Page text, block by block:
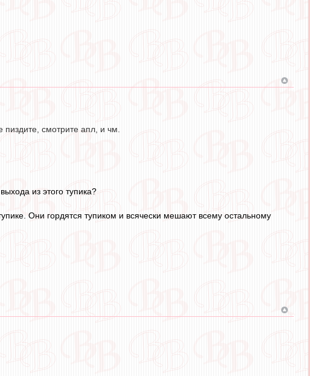
смотрите апл, и чм.
из этого тупика?
Они гордятся тупиком и всячески мешают всему остальному